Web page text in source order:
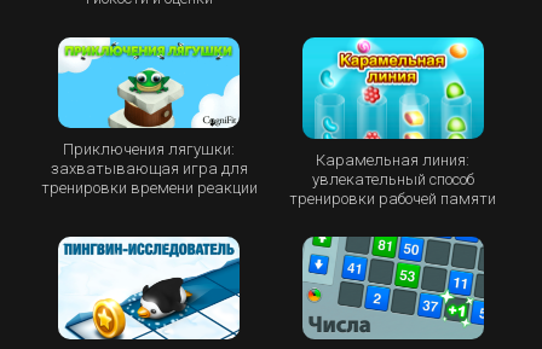
Приключения лягушки:
захватывающая игра для
тренировки времени реакции
Карамельная линия:
увлекательный способ
тренировки рабочей памяти